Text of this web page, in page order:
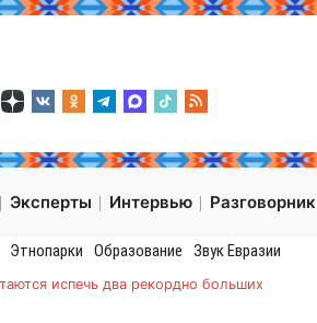
Эксперты Интервью Разговорник
Этнопарки Образование Звук Евразии
испечь два рекордно больших